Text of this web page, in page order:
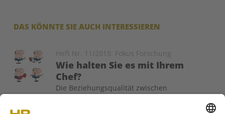
DAS KÖNNTE SIE AUCH INTERESSIEREN
Heft Nr. 11/2015: Fokus Forschung
Wie halten Sie es mit Ihrem
Chef?
Image
Die Beziehungsqualität zwischen
prominentesten Themen in der Führungsforschung. Wie wirkt